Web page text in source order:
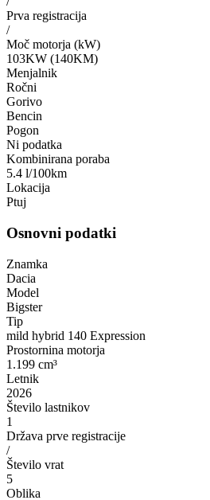
Prva registracija
/
Moč motorja (kW)
103KW (140KM)
Menjalnik
Ročni
Gorivo
Bencin
Pogon
Ni podatka
Kombinirana poraba
5.4 l/100km
Lokacija
Ptuj
Osnovni podatki
Znamka
Dacia
Model
Bigster
Tip
mild hybrid 140 Expression
Prostornina motorja
1.199 cm³
Letnik
2026
Število lastnikov
1
Država prve registracije
/
Število vrat
5
Oblika